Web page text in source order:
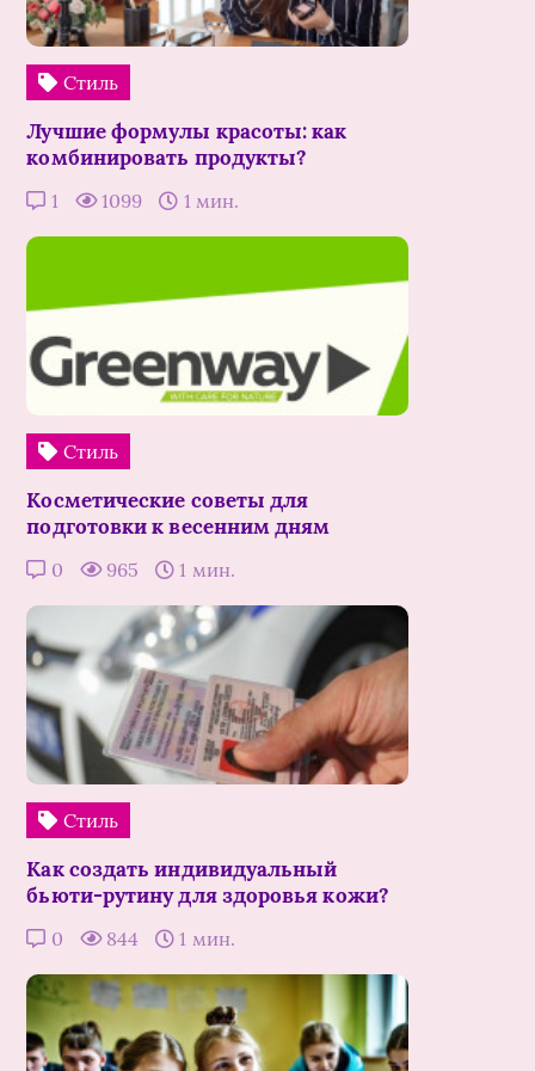
Стиль
Лучшие формулы красоты: как
комбинировать продукты?
1 1099 1 мин.
Стиль
Косметические советы для
подготовки к весенним дням
0 965 1 мин.
Стиль
Как создать индивидуальный
бьюти-рутину для здоровья кожи?
0 844 1 мин.